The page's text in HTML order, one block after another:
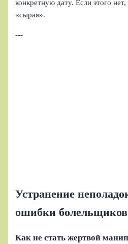
конкретную дату. Если этого
«сырая».
---
Устранение
ошибки болельщиков
Как не стать жертвой